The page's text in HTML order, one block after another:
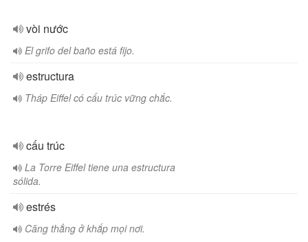
vòi nước
El grifo del baño está fijo.
estructura
Tháp Eiffel có cấu trúc vững chắc.
cấu trúc
La Torre Eiffel tiene una estructura
sólida.
estrés
Căng thẳng ở khắp mọi nơi.